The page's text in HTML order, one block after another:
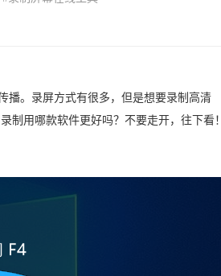
。录屏方式有很多，但是想要录制高清
制用哪款软件更好吗？不要走开，往下看！